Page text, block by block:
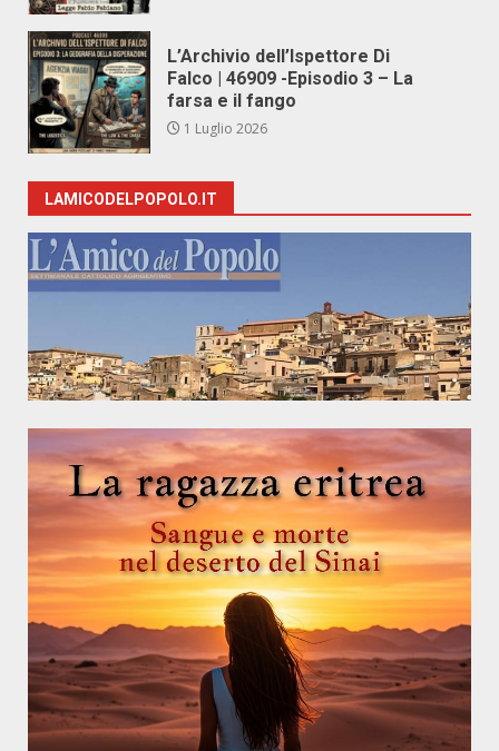
L’Archivio dell’Ispettore Di
Falco | 46909 -Episodio 3 – La
farsa e il fango
1 Luglio 2026
LAMICODELPOPOLO.IT